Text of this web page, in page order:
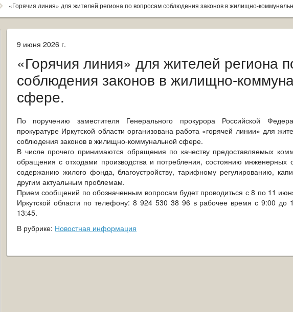
«Горячия линия» для жителей региона по вопросам соблюдения законов в жилищно-
9 июня 2026 г.
«Горячия линия» для жителей региона
соблюдения законов в жилищно-
сфере.
По поручению заместителя Генерального прокурора Российской
прокуратуре Иркутской области организована работа «горячей линии» для
соблюдения законов в жилищно-коммунальной сфере.
В числе прочего принимаются обращения по качеству предоставляемых
обращения с отходами производства и потребления, состоянию инженерных
содержанию жилого фонда, благоустройству, тарифному регулированию,
другим актуальным проблемам.
Прием сообщений по обозначенным вопросам будет проводиться с 8 по 11
Иркутской области по телефону: 8 924 530 38 96 в рабочее время с 9:00 до
13:45.
В рубрике: Новостная информация